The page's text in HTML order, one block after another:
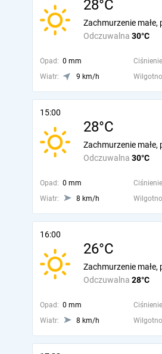
28°C
Odczuwalna 30°C
Zachmurzenie małe,
Opad: 0 mm
Wiatr:
9 km/h
15:00
28°C
Odczuwalna 30°C
Zachmurzenie małe,
Opad: 0 mm
Wiatr:
8 km/h
16:00
26°C
Odczuwalna 28°C
Zachmurzenie małe,
Opad: 0 mm
Wiatr:
8 km/h